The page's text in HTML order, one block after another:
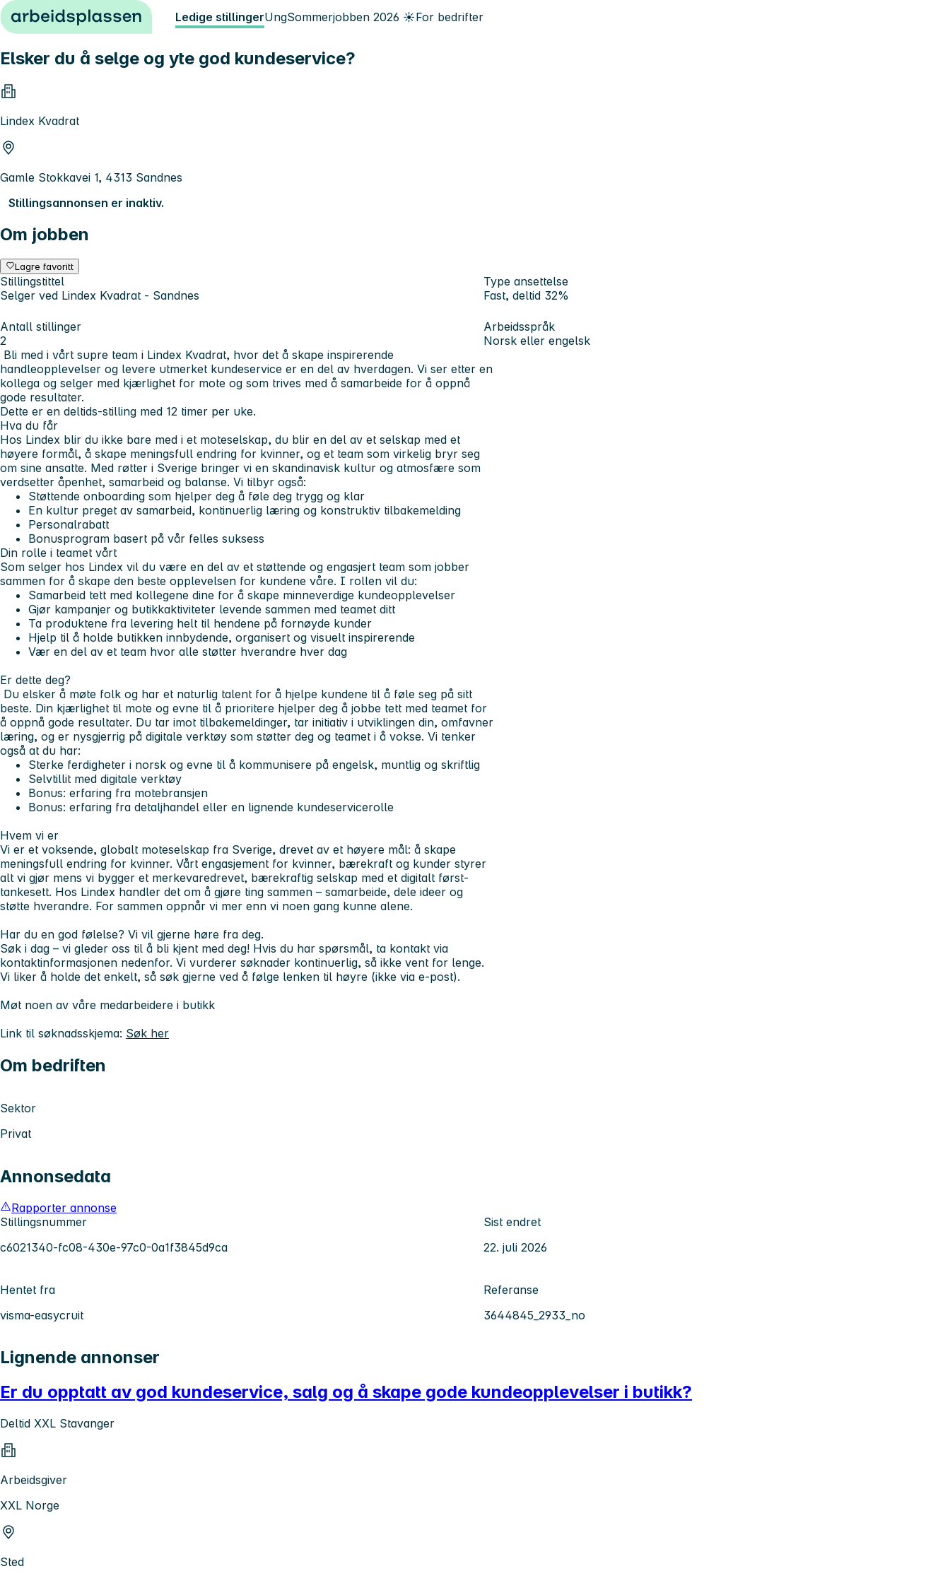
Hopp til innhold Ledige stillingerUngSommerjobben 2026 ☀️For bedrifter
Elsker du å selge og yte god kundeservice?
Lindex Kvadrat
Gamle Stokkavei 1, 4313 Sandnes
Stillingsannonsen er inaktiv.
Om jobben
Lagre favoritt
Stillingstittel
Selger ved Lindex Kvadrat - Sandnes
Type ansettelse
Fast, deltid 32%
Antall stillinger
2
Arbeidsspråk
Norsk eller engelsk
Bli med i vårt supre team i Lindex Kvadrat, hvor det å skape inspirerende
handleopplevelser og levere utmerket kundeservice er en del av hverdagen. Vi ser etter en
kollega og selger med kjærlighet for mote og som trives med å samarbeide for å oppnå
gode resultater.
Dette er en deltids-stilling med 12 timer per uke.
Hva du får
Hos Lindex blir du ikke bare med i et moteselskap, du blir en del av et selskap med et
høyere formål, å skape meningsfull endring for kvinner, og et team som virkelig bryr seg
om sine ansatte. Med røtter i Sverige bringer vi en skandinavisk kultur og atmosfære som
verdsetter åpenhet, samarbeid og balanse. Vi tilbyr også:
Støttende onboarding som hjelper deg å føle deg trygg og klar
En kultur preget av samarbeid, kontinuerlig læring og konstruktiv tilbakemelding
Personalrabatt
Bonusprogram basert på vår felles suksess
Din rolle i teamet vårt
Som selger hos Lindex vil du være en del av et støttende og engasjert team som jobber
sammen for å skape den beste opplevelsen for kundene våre. I rollen vil du:
Samarbeid tett med kollegene dine for å skape minneverdige kundeopplevelser
Gjør kampanjer og butikkaktiviteter levende sammen med teamet ditt
Ta produktene fra levering helt til hendene på fornøyde kunder
Hjelp til å holde butikken innbydende, organisert og visuelt inspirerende
Vær en del av et team hvor alle støtter hverandre hver dag
Er dette deg?
Du elsker å møte folk og har et naturlig talent for å hjelpe kundene til å føle seg på sitt
beste. Din kjærlighet til mote og evne til å prioritere hjelper deg å jobbe tett med teamet for
å oppnå gode resultater. Du tar imot tilbakemeldinger, tar initiativ i utviklingen din, omfavner
læring, og er nysgjerrig på digitale verktøy som støtter deg og teamet i å vokse. Vi tenker
også at du har:
Sterke ferdigheter i norsk og evne til å kommunisere på engelsk, muntlig og skriftlig
Selvtillit med digitale verktøy
Bonus: erfaring fra motebransjen
Bonus: erfaring fra detaljhandel eller en lignende kundeservicerolle
Hvem vi er
Vi er et voksende, globalt moteselskap fra Sverige, drevet av et høyere mål: å skape
meningsfull endring for kvinner. Vårt engasjement for kvinner, bærekraft og kunder styrer
alt vi gjør mens vi bygger et merkevaredrevet, bærekraftig selskap med et digitalt først-
tankesett. Hos Lindex handler det om å gjøre ting sammen – samarbeide, dele ideer og
støtte hverandre. For sammen oppnår vi mer enn vi noen gang kunne alene.
Har du en god følelse? Vi vil gjerne høre fra deg.
Søk i dag – vi gleder oss til å bli kjent med deg! Hvis du har spørsmål, ta kontakt via
kontaktinformasjonen nedenfor. Vi vurderer søknader kontinuerlig, så ikke vent for lenge.
Vi liker å holde det enkelt, så søk gjerne ved å følge lenken til høyre (ikke via e-post).
Møt noen av våre medarbeidere i butikk
Link til søknadsskjema: Søk her
Om bedriften
Sektor
Privat
Annonsedata
Rapporter annonse
Stillingsnummer
c6021340-fc08-430e-97c0-0a1f3845d9ca
Sist endret
22. juli 2026
Hentet fra
visma-easycruit
Referanse
3644845_2933_no
Lignende annonser
Er du opptatt av god kundeservice, salg og å skape gode kundeopplevelser i butikk?
Deltid XXL Stavanger
Arbeidsgiver
XXL Norge
Sted